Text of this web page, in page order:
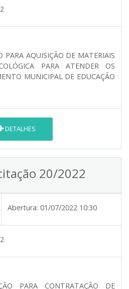
PARA AQUISIÇÃO DE MATERIAIS
PARA ATENDER OS
MUNICIPAL DE EDUCAÇÃO
DETALHES
20/2022
Abertura: 01/07/2022 10:30
PARA CONTRATAÇÃO DE